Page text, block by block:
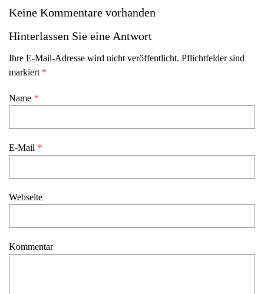
Keine Kommentare vorhanden
Hinterlassen Sie eine Antwort
Ihre E-Mail-Adresse wird nicht veröffentlicht. Pflichtfelder sind
markiert *
Name *
E-Mail *
Webseite
Kommentar